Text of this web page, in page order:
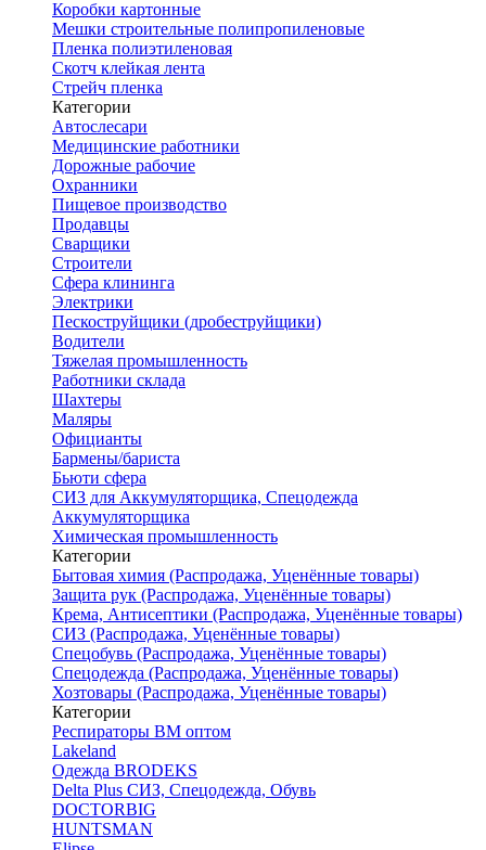
Коробки картонные
Мешки строительные полипропиленовые
Пленка полиэтиленовая
Скотч клейкая лента
Стрейч пленка
Категории
Автослесари
Медицинские работники
Дорожные рабочие
Охранники
Пищевое производство
Продавцы
Сварщики
Строители
Сфера клининга
Электрики
Пескоструйщики (дробеструйщики)
Водители
Тяжелая промышленность
Работники склада
Шахтеры
Маляры
Официанты
Бармены/бариста
Бьюти сфера
СИЗ для Аккумуляторщика, Спецодежда
Аккумуляторщика
Химическая промышленность
Категории
Бытовая химия (Распродажа, Уценённые товары)
Защита рук (Распродажа, Уценённые товары)
Крема, Антисептики (Распродажа, Уценённые товары)
СИЗ (Распродажа, Уценённые товары)
Спецобувь (Распродажа, Уценённые товары)
Спецодежда (Распродажа, Уценённые товары)
Хозтовары (Распродажа, Уценённые товары)
Категории
Респираторы ВМ оптом
Lakeland
Одежда BRODEKS
Delta Plus СИЗ, Спецодежда, Обувь
DOCTORBIG
HUNTSMAN